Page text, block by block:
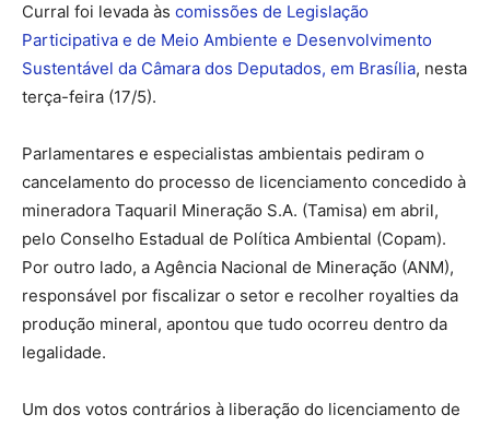
Curral foi levada às comissões de Legislação
Participativa e de Meio Ambiente e Desenvolvimento
Sustentável da Câmara dos Deputados, em Brasília, nesta
terça-feira (17/5).
Parlamentares e especialistas ambientais pediram o
cancelamento do processo de licenciamento concedido à
mineradora Taquaril Mineração S.A. (Tamisa) em abril,
pelo Conselho Estadual de Política Ambiental (Copam).
Por outro lado, a Agência Nacional de Mineração (ANM),
responsável por fiscalizar o setor e recolher royalties da
produção mineral, apontou que tudo ocorreu dentro da
legalidade.
Um dos votos contrários à liberação do licenciamento de